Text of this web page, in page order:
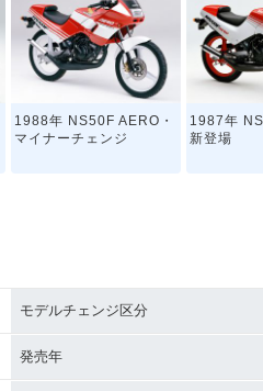
1988年 NS50F AERO・
マイナーチェンジ
1987年
新登場
モデルチェンジ区分
発売年